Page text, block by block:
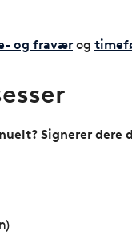
og fraværog
Signerer dere